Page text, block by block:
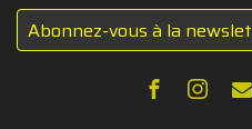
Abonnez-vous à la